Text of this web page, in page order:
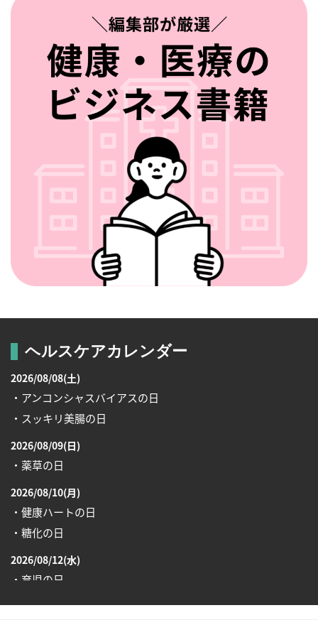
ヘルスケアカレンダー
2026/08/08(土)
・アンコンシャスバイアスの日
・スッキリ美腸の日
2026/08/09(日)
・薬草の日
2026/08/10(月)
・健康ハートの日
・糖化の日
2026/08/12(水)
・育児の日
2026/08/13(木)